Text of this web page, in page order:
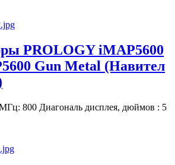
PROLOGY iMAP5600
Gun Metal (Навител
МГц: 800 Диагональ дисплея, дюймов : 5